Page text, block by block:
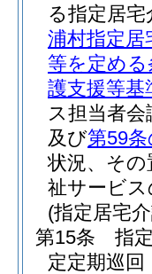
る指定居
浦村指定居
等を定める
護支援等基
ス担当者
及び第59
状況、そ
祉サービ
(指定居宅
第15条
指
定定期巡